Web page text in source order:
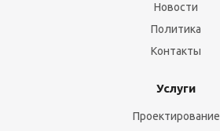
Новости
Политика
Контакты
Услуги
Проектирование